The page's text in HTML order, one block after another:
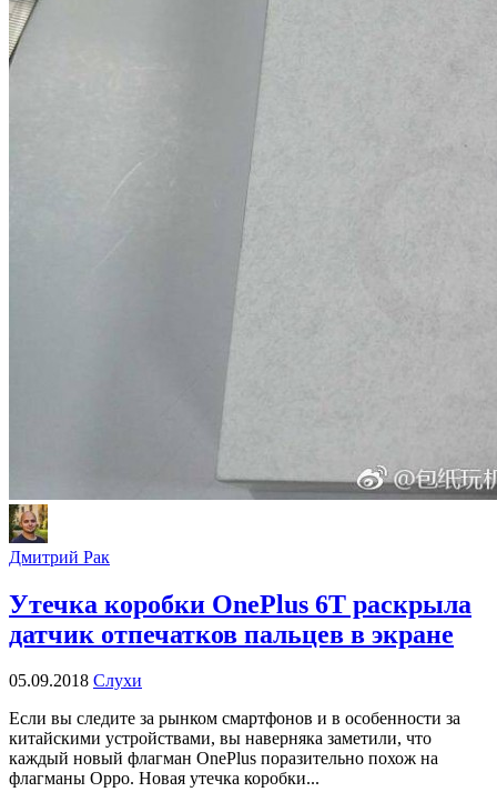
Дмитрий Рак
Утечка коробки OnePlus 6T раскрыла
датчик отпечатков пальцев в экране
05.09.2018 Слухи
Если вы следите за рынком смартфонов и в особенности за
китайскими устройствами, вы наверняка заметили, что
каждый новый флагман OnePlus поразительно похож на
флагманы Oppo. Новая утечка коробки...